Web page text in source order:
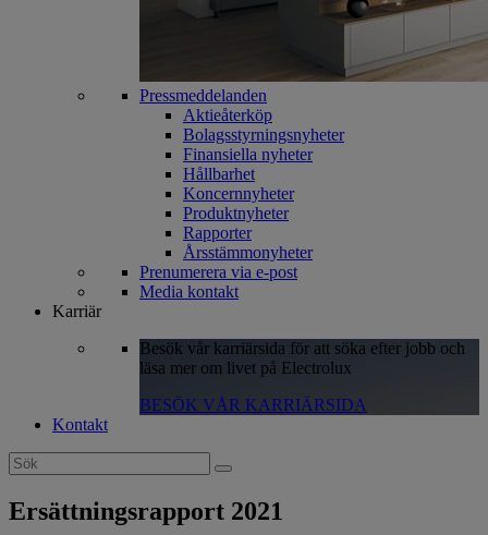
Pressmeddelanden
Aktieåterköp
Bolagsstyrningsnyheter
Finansiella nyheter
Hållbarhet
Koncernnyheter
Produktnyheter
Rapporter
Årsstämmonyheter
Prenumerera via e-post
Media kontakt
Karriär
Besök vår karriärsida för att söka efter jobb och
läsa mer om livet på Electrolux
BESÖK VÅR KARRIÄRSIDA
Kontakt
Search
for:
Ersättningsrapport 2021